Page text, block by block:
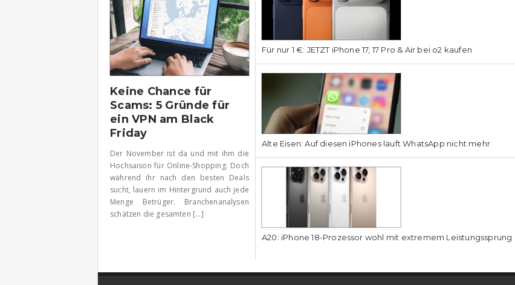
Keine Chance für
Scams: 5 Gründe für
ein VPN am Black
Friday
Der November ist da und mit ihm die
Hochsaison für Online-Shopping. Doch
während ihr nach den besten Deals
sucht, lauern im Hintergrund auch jede
Menge Betrüger. Branchenanalysen
schätzen die gesamten [...]
Für nur 1 €: JETZT iPhone 17, 17 Pro & Air bei o2 kaufen
Alte Eisen: Auf diesen iPhones läuft WhatsApp nicht mehr
A20: iPhone 18-Prozessor wohl mit extremem Leistungssprung